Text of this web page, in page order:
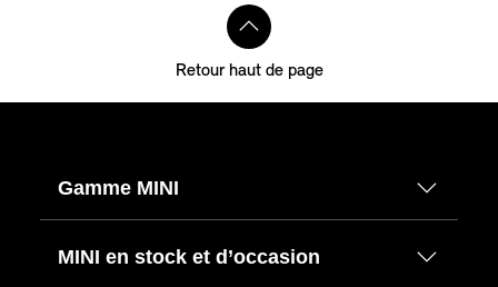
Retour haut de page
Gamme MINI
MINI en stock et d’occasion